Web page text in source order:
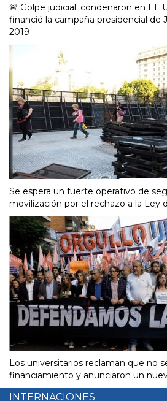
🚨 Golpe judicial: condenaron en
financió la campaña presidencial de
2019
Se espera un fuerte operativo de
movilización por el rechazo a la Ley
Los universitarios reclaman que no
financiamiento y anunciaron un
INTERNACIONES